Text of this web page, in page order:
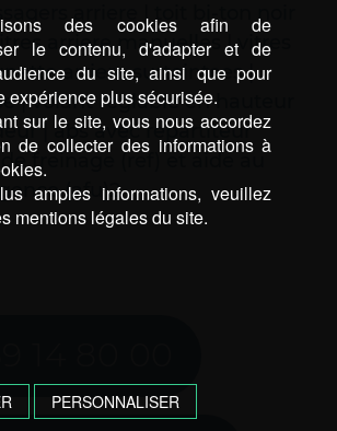
arriere | toit bi-ton noir
arriere manuelles | vitres
arriere surteintees |
| volant reglable en hauteur
| abs avec repartiteur
freinage (ref) et aide au
(afu)2
des cookies afin de
le contenu, d'adapter et de
du site, ainsi que pour
expérience plus sécurisée.
sur le site, vous nous accordez
de collecter des informations à
amples informations, veuillez
mentions légales du site.
PERSONNALISER